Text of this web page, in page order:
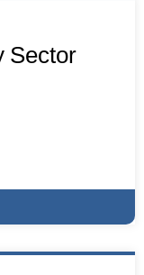
Sector